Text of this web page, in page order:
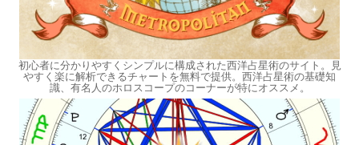
初心者に分かりやすくシンプルに構成された西洋占星術のサイト。見
やすく楽に解析できるチャートを無料で提供。西洋占星術の基礎知
識、有名人のホロスコープのコーナーが特にオススメ。